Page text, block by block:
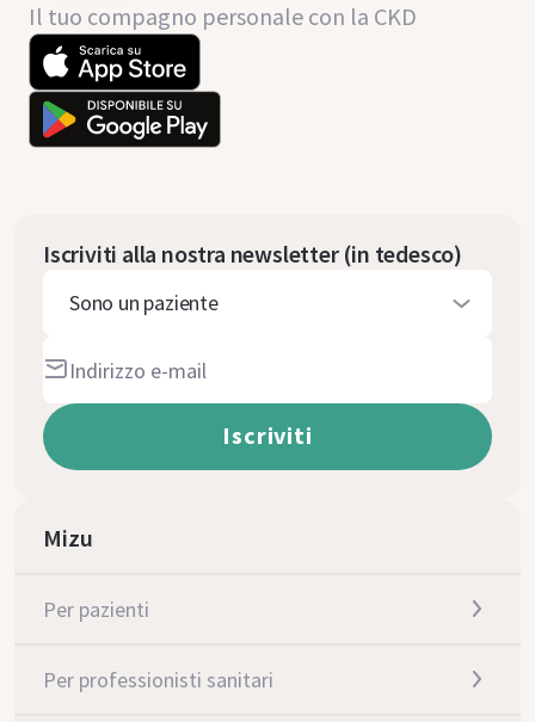
Il tuo compagno personale con la CKD
Iscriviti alla nostra newsletter (in tedesco)
Sono un paziente
Mizu
Per pazienti
Per professionisti sanitari